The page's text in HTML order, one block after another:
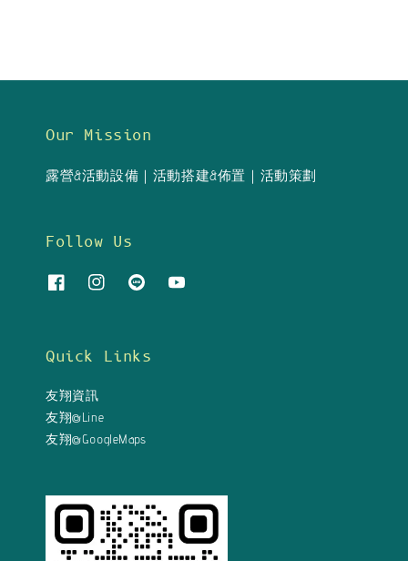
Our Mission
露營&活動設備｜活動搭建&佈置｜活動策劃
Follow Us
Quick Links
友翔資訊
友翔@Line
友翔@GoogleMaps